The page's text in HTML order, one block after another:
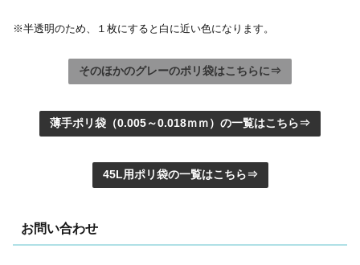
※半透明のため、１枚にすると白に近い色になります。
そのほかのグレーのポリ袋はこちらに⇒
薄手ポリ袋（0.005～0.018ｍｍ）の一覧はこちら⇒
45L用ポリ袋の一覧はこちら⇒
お問い合わせ